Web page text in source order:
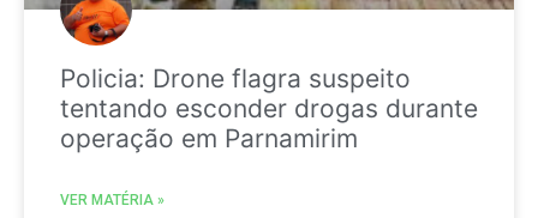
Policia: Drone flagra suspeito
tentando esconder drogas durante
operação em Parnamirim
VER MATÉRIA »